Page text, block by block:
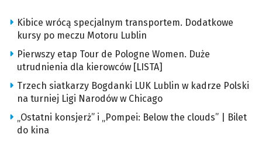
Kibice wrócą specjalnym transportem. Dodatkowe
kursy po meczu Motoru Lublin
Pierwszy etap Tour de Pologne Women. Duże
utrudnienia dla kierowców [LISTA]
Trzech siatkarzy Bogdanki LUK Lublin w kadrze Polski
na turniej Ligi Narodów w Chicago
„Ostatni konsjerż” i „Pompei: Below the clouds” | Bilet
do kina